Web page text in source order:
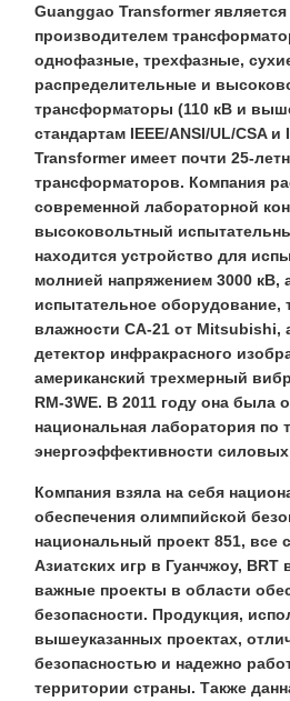
Guanggao Transformer
производителем
однофазные, трехфазные,
распределительные и
трансформаторы (110 кВ и
стандартам IEEE/ANSI/UL/CSA и
Transformer имеет почти 25-
трансформаторов. Компания
современной лабораторной
высоковольтный
находится устройство для
молнией напряжением 3000 кВ,
испытательное оборудование,
влажности CA-21 от Mitsubishi,
детектор инфракрасного
американский трехмерный
RM-3WE. В 2011 году она была
национальная лаборатория по
энергоэффективности
Компания взяла на себя
обеспечения олимпийской
национальный проект 851, все
Азиатских игр в Гуанчжоу, BRT
важные проекты в области
безопасности. Продукция,
вышеуказанных проектах,
безопасностью и надежно
территории страны. Также